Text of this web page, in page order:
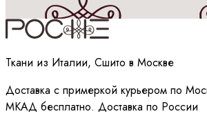
Принимаюполитикуобработки
Ткани из Италии, Сшито в Москве
Доставка с примеркой курьером по
МКАД бесплатно. Доставка по России